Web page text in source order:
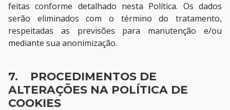
feitas conforme detalhado nesta Política. Os dados
serão eliminados com o término do tratamento,
respeitadas as previsões para manutenção e/ou
mediante sua anonimização.
7. PROCEDIMENTOS DE
ALTERAÇÕES NA POLÍTICA DE
COOKIES